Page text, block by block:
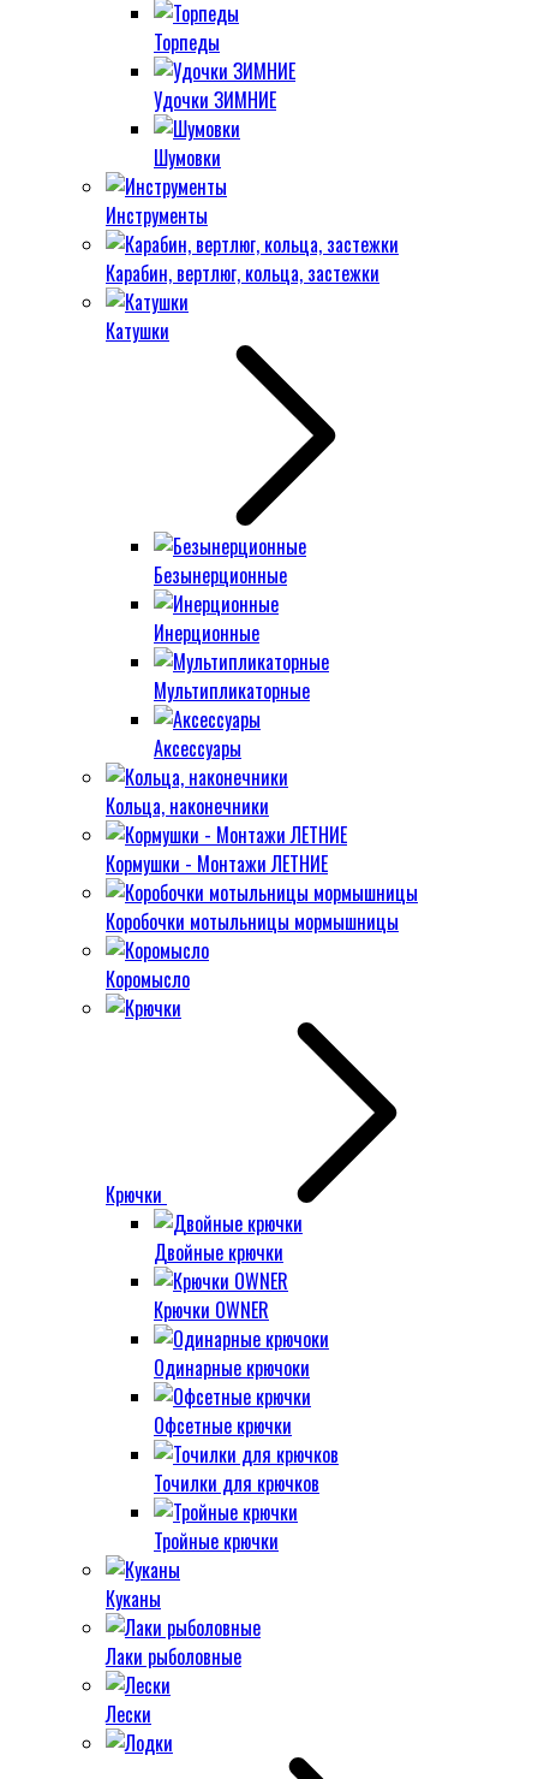
Торпеды
Удочки ЗИМНИЕ
Шумовки
Инструменты
Карабин, вертлюг, кольца, застежки
Катушки
Безынерционные
Инерционные
Мультипликаторные
Аксессуары
Кольца, наконечники
Кормушки - Монтажи ЛЕТНИЕ
Коробочки мотыльницы мормышницы
Коромысло
Крючки
Двойные крючки
Крючки OWNER
Одинарные крючоки
Офсетные крючки
Точилки для крючков
Тройные крючки
Куканы
Лаки рыболовные
Лески